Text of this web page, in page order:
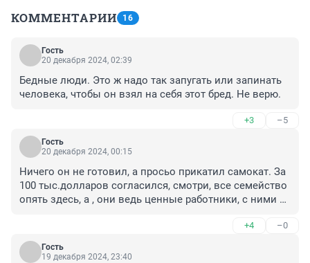
КОММЕНТАРИИ 16
Гость
20 декабря 2024, 02:39
Бедные люди. Это ж надо так запугать или запинать
человека, чтобы он взял на себя этот бред. Не верю.
+3 –5
Гость
20 декабря 2024, 00:15
Ничего он не готовил, а просьо прикатил самокат. За
100 тыс.долларов согласился, смотри, все семейство
опять здесь, а , они ведь ценные работники, с ними
+4 –0
Гость
19 декабря 2024, 23:40